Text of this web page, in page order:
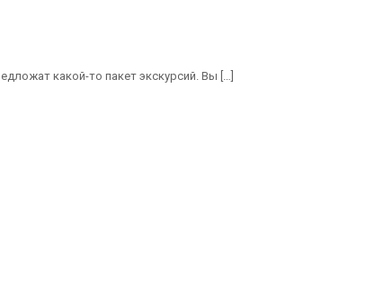
какой-то пакет экскурсий. Вы […]